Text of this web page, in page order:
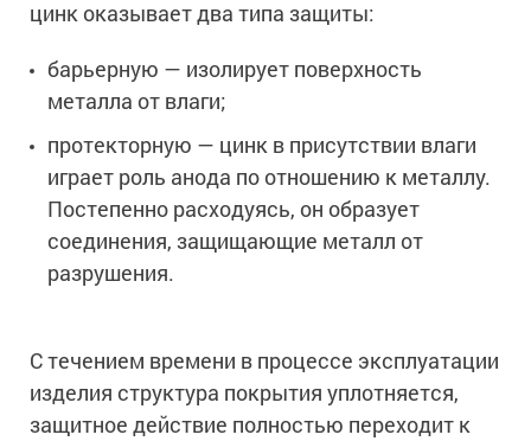
Промышленные стены
Сопутствующие товары
Алюминиевые краски
Морозостойкие краски для бетонных полов
Морозостойкие краски для металла
Морозостойкие краски для фасада
Сопутствующие товары
цинк оказывает два типа защиты:
барьерную — изолирует поверхность
металла от влаги;
протекторную — цинк в присутствии влаги
играет роль анода по отношению к металлу.
Постепенно расходуясь, он образует
соединения, защищающие металл от
разрушения.
С течением времени в процессе эксплуатации
изделия структура покрытия уплотняется,
защитное действие полностью переходит к